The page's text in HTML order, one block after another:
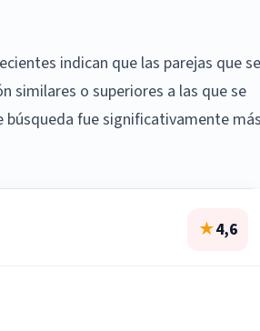
indican que las parejas que se
similares o superiores a las que se
búsqueda fue significativamente
★4,6